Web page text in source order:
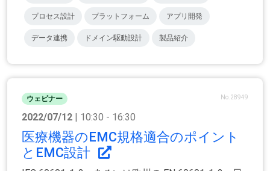
プロセス設計 プラットフォーム アプリ開発
データ連携 ドメイン駆動設計 製品紹介
ウェビナー No.28949
2022/07/12 | 10:30 - 16:30
医療機器のEMC規格適合のポイント
とEMC設計